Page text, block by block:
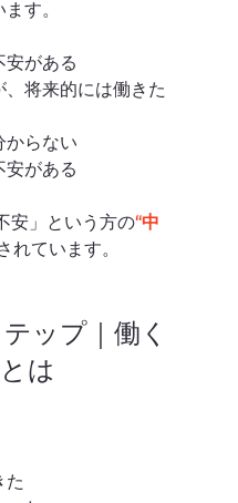
す。
安がある
、将来的には働きた
からない
安がある
安」という方の“中
れています。
ップ｜働く
は
た